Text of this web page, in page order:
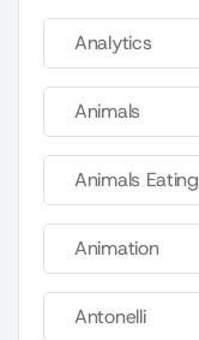
Analytics
Animals
Animals Eating
Animation
Antonelli